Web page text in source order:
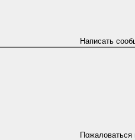
Написать
Пожаловаться